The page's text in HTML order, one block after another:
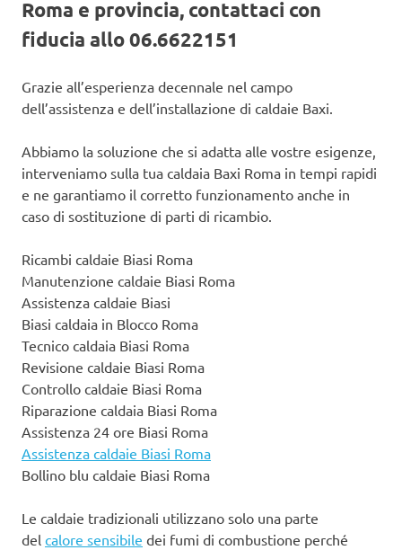
Roma e provincia, contattaci con
fiducia allo 06.6622151
Grazie all’esperienza decennale nel campo
dell’assistenza e dell’installazione di caldaie Baxi.
Abbiamo la soluzione che si adatta alle vostre esigenze,
interveniamo sulla tua caldaia Baxi Roma in tempi rapidi
e ne garantiamo il corretto funzionamento anche in
caso di sostituzione di parti di ricambio.
Ricambi caldaie Biasi Roma
Manutenzione caldaie Biasi Roma
Assistenza caldaie Biasi
Biasi caldaia in Blocco Roma
Tecnico caldaia Biasi Roma
Revisione caldaie Biasi Roma
Controllo caldaie Biasi Roma
Riparazione caldaia Biasi Roma
Assistenza 24 ore Biasi Roma
Assistenza caldaie Biasi Roma
Bollino blu caldaie Biasi Roma
Le caldaie tradizionali utilizzano solo una parte
del calore sensibile dei fumi di combustione perché